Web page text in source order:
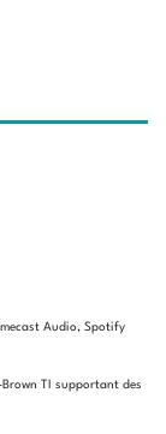
Audio, Spotify
TI supportant des